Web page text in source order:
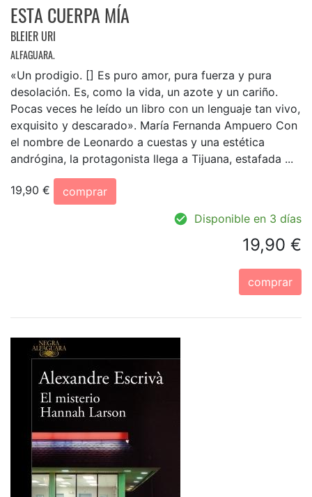
ESTA CUERPA MÍA
BLEIER URI
ALFAGUARA.
«Un prodigio. [] Es puro amor, pura fuerza y pura
desolación. Es, como la vida, un azote y un cariño.
Pocas veces he leído un libro con un lenguaje tan vivo,
exquisito y descarado». María Fernanda Ampuero Con
el nombre de Leonardo a cuestas y una estética
andrógina, la protagonista llega a Tijuana, estafada ...
19,90 €
comprar
Disponible en 3 días
19,90 €
comprar